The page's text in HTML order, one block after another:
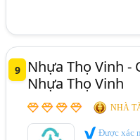
9
Nhựa Thọ Vinh -
Nhựa Thọ Vinh
NHÀ
Được xác